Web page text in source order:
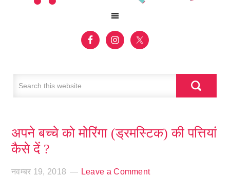
अपने बच्चे को मोरिंगा (ड्रमस्टिक) की पत्तियां
कैसे दें ?
नवम्बर 19, 2018 Leave a Comment